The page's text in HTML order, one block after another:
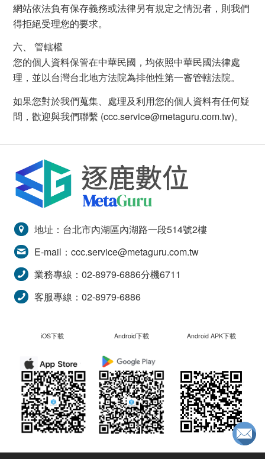
網站依法負有保存義務或法律另有規定之情況者，則我們
得拒絕受理您的要求。
六、 管轄權
您的個人資料保管在中華民國，均依照中華民國法律處
理，並以台灣台北地方法院為排他性第一審管轄法院。
如果您對於我們蒐集、處理及利用您的個人資料有任何疑
問，歡迎與我們聯繫 (ccc.service@metaguru.com.tw)。
地址：台北市內湖區內湖路一段514號2樓
E-mail： ccc.service@metaguru.com.tw
業務專線：02-8979-6886分機6711
客服專線：02-8979-6886
iOS下載 Android下載 Android APK下載